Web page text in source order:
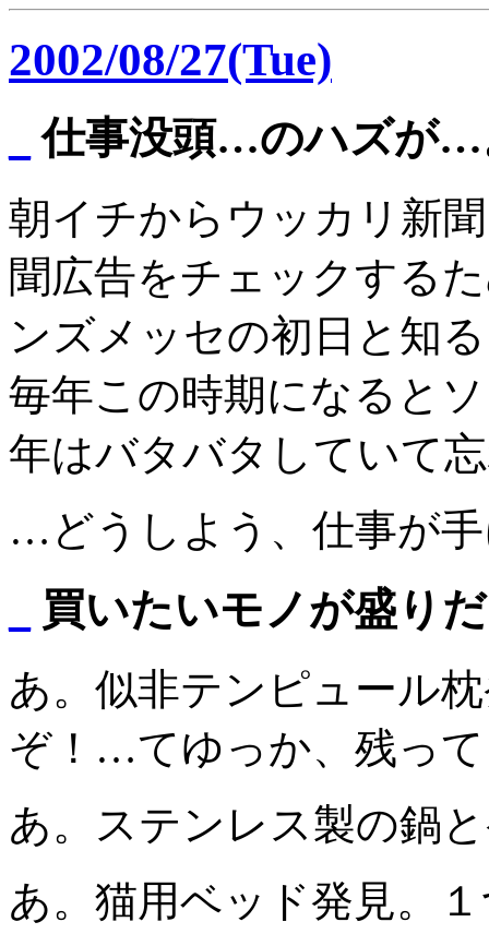
2002/08/27(Tue)
仕事没頭…のハズが…
朝イチからウッカリ新
聞広告をチェックする
ンズメッセの初日と知
毎年この時期になると
年はバタバタしていて
…どうしよう、仕事が
買いたいモノが盛り
あ。似非テンピュール
ぞ！…てゆっか、残っ
あ。ステンレス製の鍋
あ。猫用ベッド発見。